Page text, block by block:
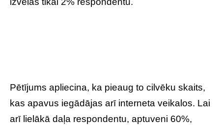
Pētījums apliecina, ka pieaug to cilvēku skaits,
kas apavus iegādājas arī interneta veikalos. Lai
arī lielākā daļa respondentu, aptuveni 60%,